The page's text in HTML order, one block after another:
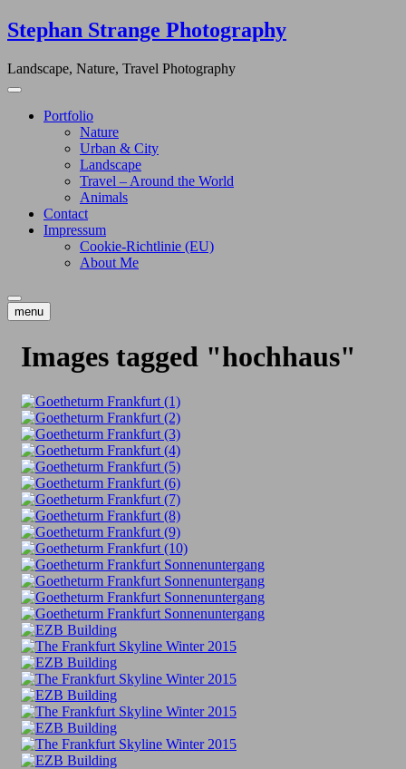
Skip
to
Stephan Strange Photography
Landscape, Nature, Travel Photography
Portfolio
Nature
Urban & City
Landscape
Travel – Around the World
Animals
Contact
Impressum
Cookie-Richtlinie (EU)
About Me
menu
Images tagged "hochhaus"